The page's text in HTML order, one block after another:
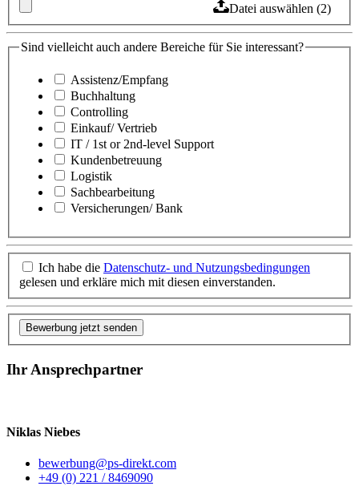
Datei auswählen (2)
Sind vielleicht auch andere Bereiche für Sie interessant?
Assistenz/Empfang
Buchhaltung
Controlling
Einkauf/ Vertrieb
IT / 1st or 2nd-level Support
Kundenbetreuung
Logistik
Sachbearbeitung
Versicherungen/ Bank
Ich habe die Datenschutz- und Nutzungsbedingungen
gelesen und erkläre mich mit diesen einverstanden.
Bewerbung jetzt senden
Ihr Ansprechpartner
Niklas Niebes
bewerbung@ps-direkt.com
+49 (0) 221 / 8469090